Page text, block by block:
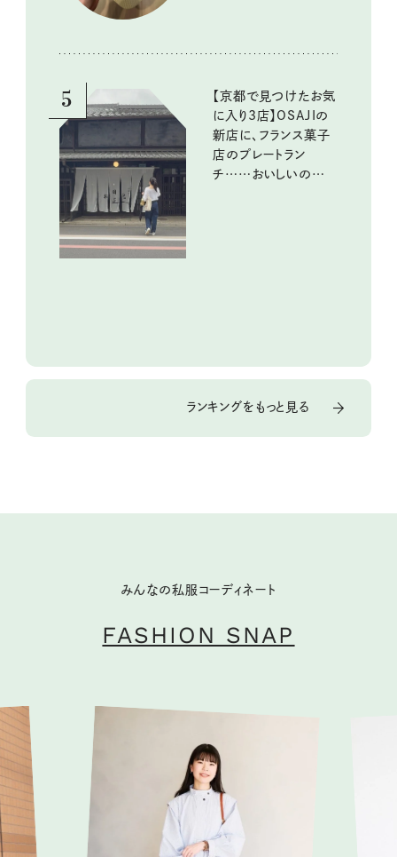
5
【京都で見つけたお気
に入り3店】OSAJIの
新店に、フランス菓子
店のプレートラン
チ……おいしいのんび
ランキングをもっと見る
みんなの私服コーディネート
FASHION SNAP